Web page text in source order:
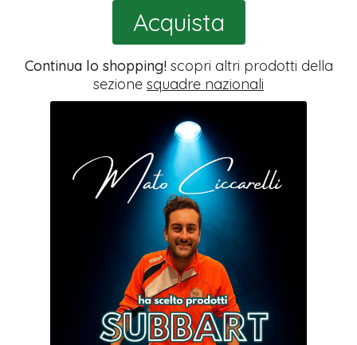
Acquista
Continua lo shopping!scopri altri prodotti della
sezione squadre nazionali